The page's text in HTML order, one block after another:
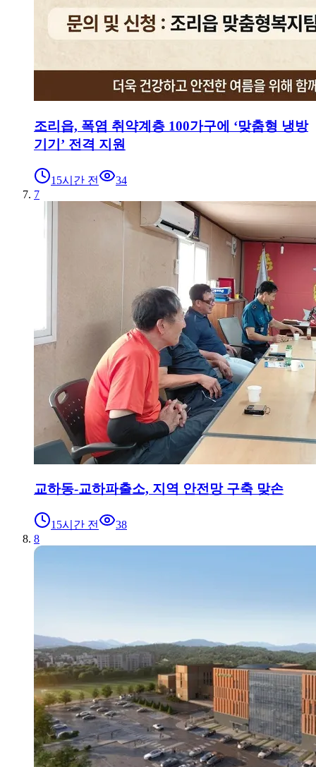
조리읍, 폭염 취약계층 100가구에 ‘맞춤형 냉방
기기’ 전격 지원
15시간 전
34
7
교하동-교하파출소, 지역 안전망 구축 맞손
15시간 전
38
8